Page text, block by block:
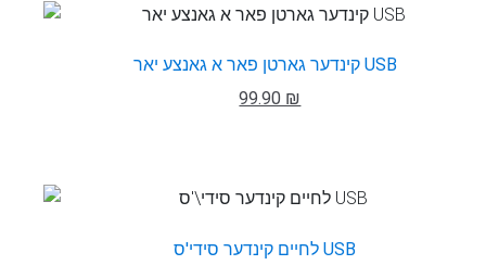
קינדער גארטן פאר א גאנצע יאר USB
99.90 ₪
לחיים קינדער סידי'ס USB